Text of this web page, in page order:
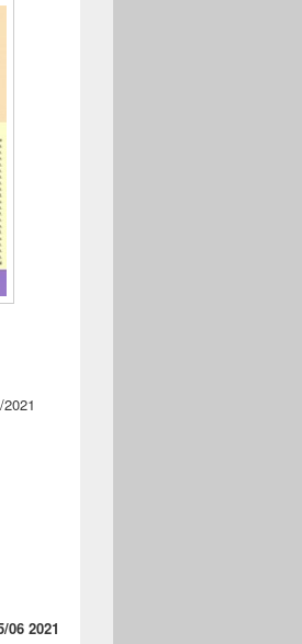
2021